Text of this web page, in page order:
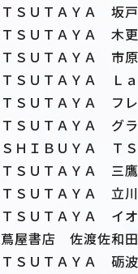
ＴＳＵＴＡＹＡ 坂
ＴＳＵＴＡＹＡ 木
ＴＳＵＴＡＹＡ 市
ＴＳＵＴＡＹＡ Ｌ
ＴＳＵＴＡＹＡ フ
ＴＳＵＴＡＹＡ グ
ＳＨＩＢＵＹＡ Ｔ
ＴＳＵＴＡＹＡ 三
ＴＳＵＴＡＹＡ 立
ＴＳＵＴＡＹＡ イ
蔦屋書店 佐渡佐和
ＴＳＵＴＡＹＡ 砺